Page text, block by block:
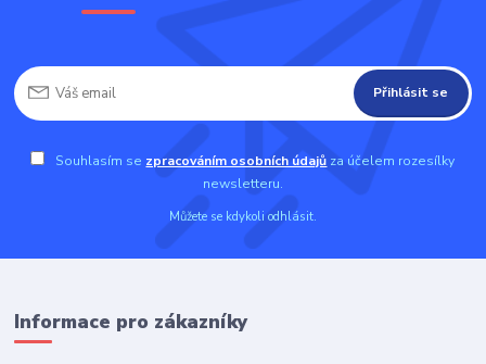
Přihlásit se
Souhlasím se zpracováním osobních údajů za účelem rozesílky
newsletteru.
Můžete se kdykoli odhlásit.
Informace pro zákazníky